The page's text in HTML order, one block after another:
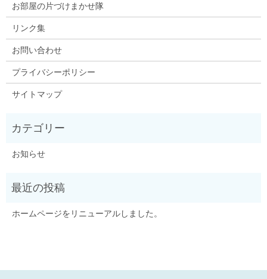
お部屋の片づけまかせ隊
リンク集
お問い合わせ
プライバシーポリシー
サイトマップ
お知らせ
ホームページをリニューアルしました。